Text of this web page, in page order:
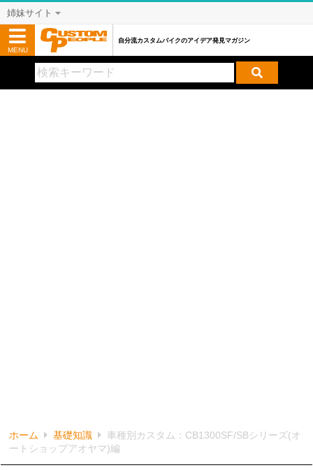
ホーム 基礎知識
車種別カスタム：CB1300SF/SBシリーズ(オ
ートショップアオヤマ)編
姉妹サイト
MENU
自分流カスタムバイクのアイデア発見マガジン